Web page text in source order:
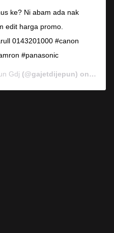
ke? Ni abam ada nak
edit harga promo.
0143201000 #canon
#panasonic
Gdj (@gajetdijepun) on Jan 7,